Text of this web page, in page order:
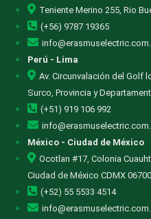
Teniente Merino 255, Rio
(+56) 9787 19365
Perú - Lima
Av. Circunvalación del Golf
Surco, Provincia y
(+51) 919 106 992
México - Ciudad de México
Ocotlan #17, Colonia
Ciudad de México CDMX 06700
(+52) 55 5533 4514